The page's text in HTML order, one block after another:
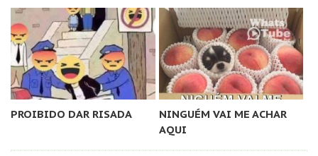
PROIBIDO DAR RISADA
NINGUÉM VAI ME ACHAR
AQUI